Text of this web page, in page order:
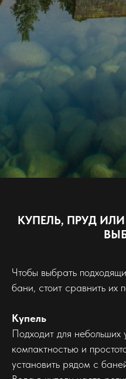
КУПЕЛЬ, ПРУД
Чтобы выбрать
бани, стоит сравнить
Купель
Подходит для небольших
компактностью и
установить рядом с